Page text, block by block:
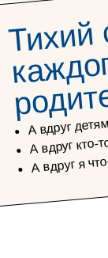
Тихий
А вдруг
А вдруг кто-
А вдруг я